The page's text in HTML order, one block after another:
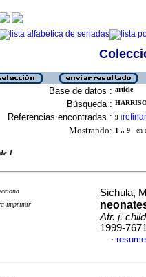
Base de datos : article
Búsqueda :
Referencias encontradas : 9 [refinar
Mostrando: 1 .. 9 en
1
imprimir
Sichula,
Afr. j.
1999-
·